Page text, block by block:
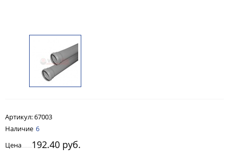
Артикул:67003
Наличие 6
Цена
192.40 руб.